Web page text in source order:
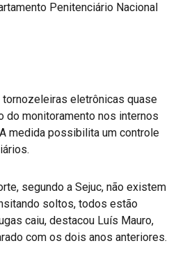
Penitenciário Nacional
eletrônicas quase
do monitoramento nos internos
medida possibilita um controle
segundo a Sejuc, não existem
soltos, todos estão
caiu, destacou Luís Mauro,
com os dois anos anteriores.